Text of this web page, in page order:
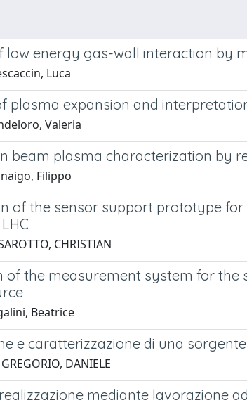
low energy gas-wall interaction by
Luca
plasma expansion and
Valeria
beam plasma characterization by
Filippo
of the sensor support prototype
CHRISTIAN
of the measurement system for the
Beatrice
e caratterizzazione di una
DANIELE
mediante lavorazione